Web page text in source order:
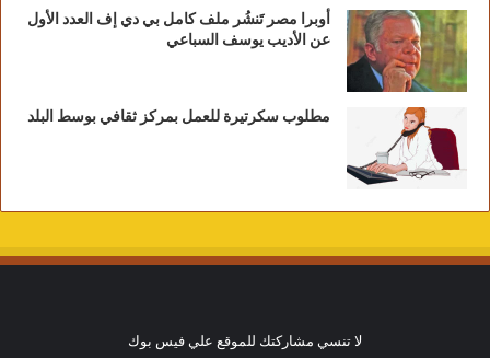
أوبرا مصر تَنشُر ملف كامل بي دي إف العدد الأول
عن الأديب يوسف السباعي
مطلوب سكرتيرة للعمل بمركز ثقافي بوسط البلد
لا تنسي مشاركتك للموقع علي فيس بوك